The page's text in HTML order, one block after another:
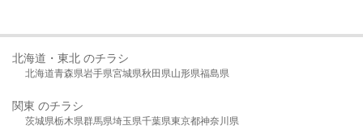
北海道・東北 のチラシ
北海道青森県岩手県宮城県秋田県山形県福島県
関東 のチラシ
茨城県栃木県群馬県埼玉県千葉県東京都神奈川県